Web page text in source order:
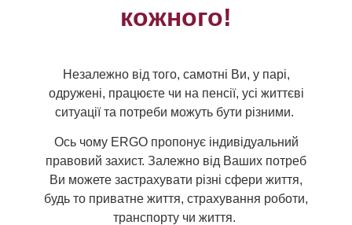
кожного!
Незалежно від того, самотні Ви, у парі,
одружені, працюєте чи на пенсії, усі життєві
ситуації та потреби можуть бути різними.
Ось чому ERGO пропонує індивідуальний
правовий захист. Залежно від Ваших потреб
Ви можете застрахувати різні сфери життя,
будь то приватне життя, страхування роботи,
транспорту чи життя.